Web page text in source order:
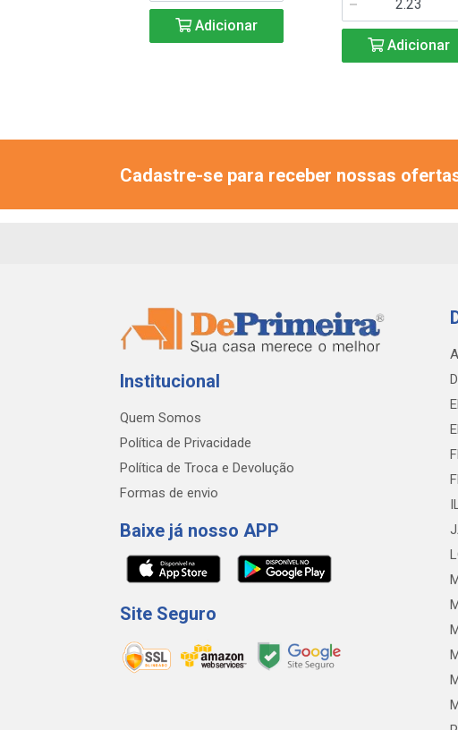
Adicionar
Adicionar
Cadastre-se para receber nossas
Institucional
Quem Somos
Política de Privacidade
Política de Troca e Devolução
Formas de envio
Baixe já nosso APP
Site Seguro